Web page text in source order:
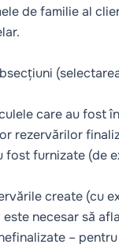
de familie al
care au fost
rezervărilor
furnizate (de
create (cu
necesar să
–